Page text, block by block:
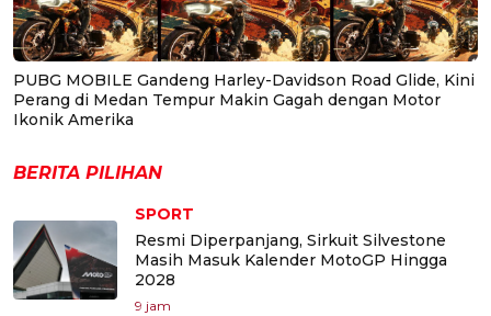
PUBG MOBILE Gandeng Harley-Davidson Road Glide, Kini
Perang di Medan Tempur Makin Gagah dengan Motor
Ikonik Amerika
BERITA PILIHAN
SPORT
Resmi Diperpanjang, Sirkuit Silvestone
Masih Masuk Kalender MotoGP Hingga
2028
9 jam